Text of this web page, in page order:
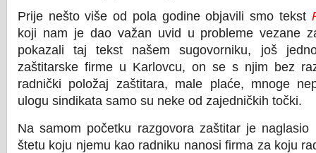
Prije nešto više od pola godine objavili smo tekst
koji nam je dao važan uvid u probleme vezane
pokazali taj tekst našem sugovorniku, još
zaštitarske firme u Karlovcu, on se s njim bez
radnički položaj zaštitara, male plaće, mnoge
ulogu sindikata samo su neke od zajedničkih točki.
Na samom početku razgovora zaštitar je naglasio
štetu koju njemu kao radniku nanosi firma za koju